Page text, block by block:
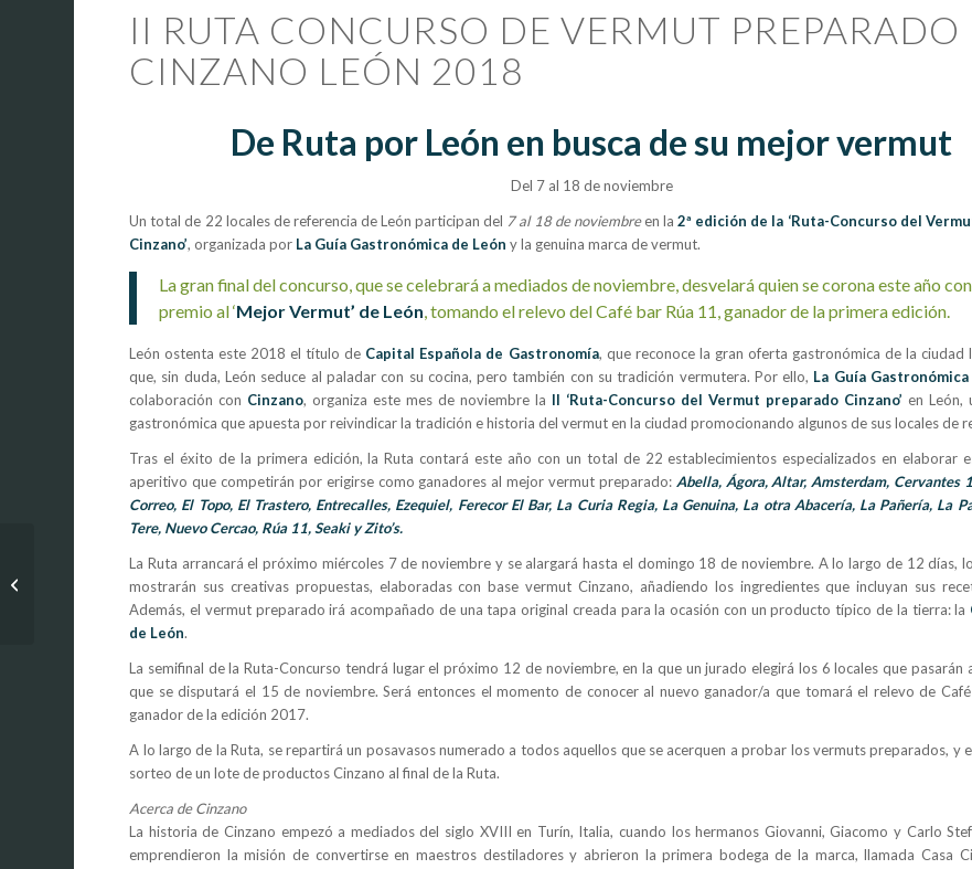
II RUTA CONCURSO DE VERMUT PREPARADO
CINZANO LEÓN 2018
De Ruta por León en busca de su mejor vermut
Del 7 al 18 de noviembre
Un total de 22 locales de referencia de León participan del 7 al 18 de noviembreen la2ª edición de la ‘Ruta-Concurso del
Cinzano’, organizada por La Guía Gastronómica de León y la genuina marca de vermut.
La gran final del concurso, que se celebrará a mediados de noviembre, desvelará quien se corona este año
premio al ‘Mejor Vermut’ de León, tomando el relevo del Café bar Rúa 11, ganador de la primera edición.
León ostenta este 2018 el título de Capital Española de Gastronomía, que reconoce la gran oferta gastronómica de la ciudad
que, sin duda, León seduce al paladar con su cocina, pero también con su tradición vermutera. Por ello, La Guía
colaboración con Cinzano, organiza este mes de noviembre la II ‘Ruta-Concurso del Vermut preparado Cinzano’ en León,
gastronómica que apuesta por reivindicar la tradición e historia del vermut en la ciudad promocionando algunos de sus locales de
Tras el éxito de la primera edición, la Ruta contará este año con un total de 22 establecimientos especializados en elaborar
aperitivo que competirán por erigirse como ganadores al mejor vermut preparado: Abella, Ágora, Altar, Amsterdam, Cervantes
Correo, El Topo, El Trastero, Entrecalles, Ezequiel, Ferecor El Bar, La Curia Regia, La Genuina, La otra Abacería, La Pañería, La
Tere, Nuevo Cercao, Rúa 11, Seaki y Zito’s.
La Ruta arrancará el próximo miércoles 7 de noviembre y se alargará hasta el domingo 18 de noviembre. A lo largo de 12 días,
mostrarán sus creativas propuestas, elaboradas con base vermut Cinzano, añadiendo los ingredientes que incluyan sus
Además, el vermut preparado irá acompañado de una tapa original creada para la ocasión con un producto típico de la tierra: la
de León.
La semifinal de la Ruta-Concurso tendrá lugar el próximo 12 de noviembre, en la que un jurado elegirá los 6 locales que pasarán
que se disputará el 15 de noviembre. Será entonces el momento de conocer al nuevo ganador/a que tomará el relevo de
ganador de la edición 2017.
A lo largo de la Ruta, se repartirá un posavasos numerado a todos aquellos que se acerquen a probar los vermuts preparados, y
sorteo de un lote de productos Cinzano al final de la Ruta.
Acerca de Cinzano
La historia de Cinzano empezó a mediados del siglo XVIII en Turín, Italia, cuando los hermanos Giovanni, Giacomo y Carlo
emprendieron la misión de convertirse en maestros destiladores y abrieron la primera bodega de la marca, llamada Casa
Restaurante El Buche